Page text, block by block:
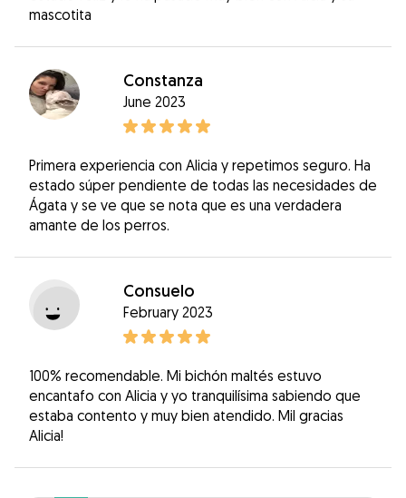
mascotita
Constanza
June 2023
Primera experiencia con Alicia y repetimos seguro. Ha
estado súper pendiente de todas las necesidades de
Ágata y se ve que se nota que es una verdadera
amante de los perros.
Consuelo
February 2023
100% recomendable. Mi bichón maltés estuvo
encantafo con Alicia y yo tranquilísima sabiendo que
estaba contento y muy bien atendido. Mil gracias
Alicia!